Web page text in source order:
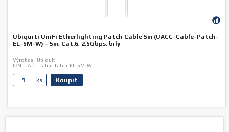
Ubiquiti UniFi Etherlighting Patch Cable 5m (UACC-Cable-Patch-
EL-5M-W) - 5m, Cat.6, 2.5Gbps, bílý
Výrobce: Ubiquiti
P/N: UACC-Cable-Patch-EL-5M-W
ks. Koupit